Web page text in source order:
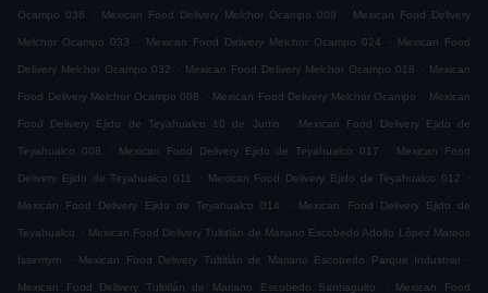
Ocampo 036 . Mexican Food Delivery Melchor Ocampo 009 . Mexican Food Delivery
Melchor Ocampo 033 . Mexican Food Delivery Melchor Ocampo 024 . Mexican Food
Delivery Melchor Ocampo 032 . Mexican Food Delivery Melchor Ocampo 018 . Mexican
Food Delivery Melchor Ocampo 008 . Mexican Food Delivery Melchor Ocampo . Mexican
Food Delivery Ejido de Teyahualco 10 de Junio . Mexican Food Delivery Ejido de
Teyahualco 008 . Mexican Food Delivery Ejido de Teyahualco 017 . Mexican Food
Delivery Ejido de Teyahualco 011 . Mexican Food Delivery Ejido de Teyahualco 012 .
Mexican Food Delivery Ejido de Teyahualco 014 . Mexican Food Delivery Ejido de
Teyahualco . Mexican Food Delivery Tultitlán de Mariano Escobedo Adolfo López Mateos
Issemym . Mexican Food Delivery Tultitlán de Mariano Escobedo Parque Industrial .
Mexican Food Delivery Tultitlán de Mariano Escobedo Santiaguito . Mexican Food